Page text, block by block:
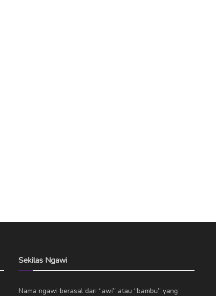
Sekilas Ngawi
Nama ngawi berasal dari “awi” atau “bambu” yang